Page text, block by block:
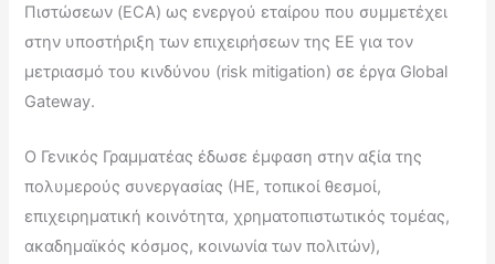
Πιστώσεων (ECA) ως ενεργού εταίρου που συμμετέχει
στην υποστήριξη των επιχειρήσεων της ΕΕ για τον
μετριασμό του κινδύνου (risk mitigation) σε έργα Global
Gateway.
Ο Γενικός Γραμματέας έδωσε έμφαση στην αξία της
πολυμερούς συνεργασίας (ΗΕ, τοπικοί θεσμοί,
επιχειρηματική κοινότητα, χρηματοπιστωτικός τομέας,
ακαδημαϊκός κόσμος, κοινωνία των πολιτών),